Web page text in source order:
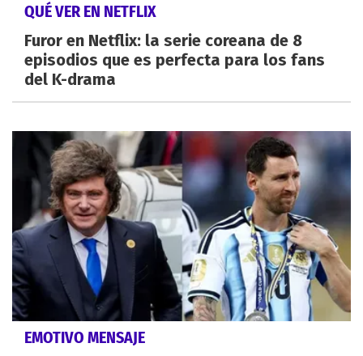
QUÉ VER EN NETFLIX
Furor en Netflix: la serie coreana de 8
episodios que es perfecta para los fans
del K-drama
EMOTIVO MENSAJE